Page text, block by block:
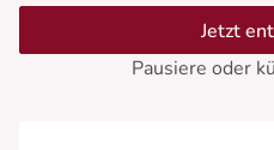
Jetzt
Pausiere oder